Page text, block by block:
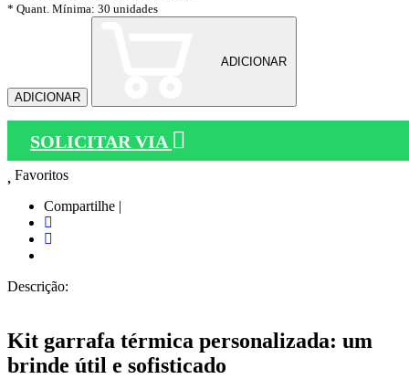
* Quant. Mínima: 30 unidades
ADICIONAR
ADICIONAR
SOLICITAR VIA
Favoritos
Compartilhe |
Descrição:
Kit garrafa térmica personalizada: um
brinde útil e sofisticado